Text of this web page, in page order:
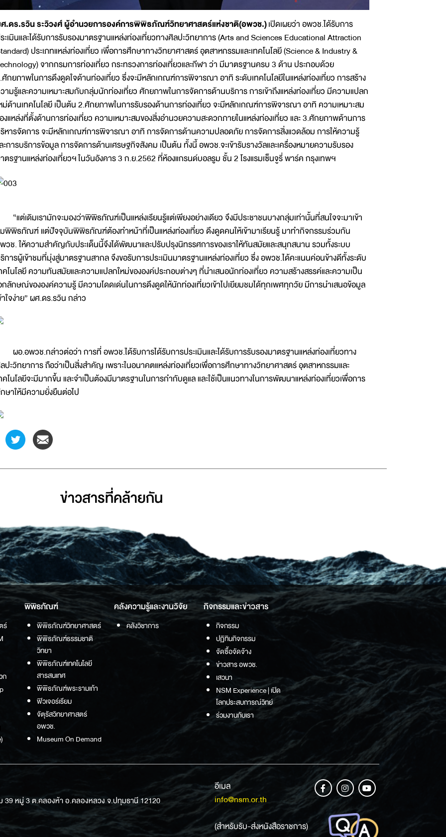
.ดร.รวิน ระวิวงศ์ ผู้อำนวยการองค์การพิพิธภัณฑ์วิทยาศาสตร์แห่งชาติ(อพวช.)เปิดเผยว่า อพวช.ได้รับการ
ะเมินและได้รับการรับรองมาตรฐานแหล่งท่องเที่ยวทางศิลปะวิทยาการ (Arts and Sciences Educational Attraction
ประเภทแหล่งท่องเที่ยว เพื่อการศึกษาทางวิทยาศาสตร์ อุตสาหกรรมและเทคโนโลยี (Science & Industry &
จากกรมการท่องเที่ยว กระทรวงการท่องเที่ยวและกีฬา ว่า มีมาตรฐานครบ 3 ด้าน ประกอบด้วย
ศักยภาพในการดึงดูดใจด้านท่องเที่ยว ซึ่งจะมีหลักเกณฑ์การพิจารณา อาทิ ระดับเทคโนโลยีในแหล่งท่องเที่ยว การสร้าง
ามรู้และความเหมาะสมกับกลุ่มนักท่องเที่ยว ศักยภาพในการจัดการด้านบริการ การเข้าถึงแหล่งท่องเที่ยว มีความแปลก
ม่ด้านเทคโนโลยี เป็นต้น 2.ศักยภาพในการรับรองด้านการท่องเที่ยว จะมีหลักเกณฑ์การพิจารณา อาทิ ความเหมาะสม
งแหล่งที่ตั้งด้านการท่องเที่ยว ความเหมาะสมของสิ่งอำนวยความสะดวกภายในแหล่งท่องเที่ยว และ 3.ศักยภาพด้านการ
หารจัดการ จะมีหลักเกณฑ์การพิจารณา อาทิ การจัดการด้านความปลอดภัย การจัดการสิ่งแวดล้อม การให้ความรู้
ะการบริการข้อมูล การจัดการด้านเศรษฐกิจสังคม เป็นต้น ทั้งนี้ อพวช.จะเข้ารับรางวัลและเครื่องหมายความรับรอง
ตรฐานแหล่งท่องเที่ยวฯ ในวันอังคาร 3 ก.ย.2562 ที่ห้องแกรนด์บอลรูม ชั้น 2 โรงแรมเซ็นจูรี่ พาร์ค กรุงเทพฯ
“แต่เดิมเรามักจะมองว่าพิพิธภัณฑ์เป็นแหล่งเรียนรู้แต่เพียงอย่างเดียว จึงมีประชาชนบางกลุ่มเท่านั้นที่สนใจจะมาเข้า
พิพิธภัณฑ์ แต่ปัจจุบันพิพิธภัณฑ์ต้องทำหน้าที่เป็นแหล่งท่องเที่ยว ดึงดูดคนให้เข้ามาเรียนรู้ มาทำกิจกรรมร่วมกัน
วช. ให้ความสำคัญกับประเด็นนี้จึงได้พัฒนาและปรับปรุงนิทรรศการของเราให้ทันสมัยและสนุกสนาน รวมทั้งระบบ
การผู้เข้าชมที่มุ่งสู่มาตรฐานสากล จึงขอรับการประเมินมาตรฐานแหล่งท่องเที่ยว ซึ่ง อพวช.ได้คะแนนค่อนข้างดีทั้งระดับ
คโนโลยี ความทันสมัยและความแปลกใหม่ขององค์ประกอบต่างๆ ที่นำเสนอนักท่องเที่ยว ความสร้างสรรค์และความเป็น
กลักษณ์ขององค์ความรู้ มีความโดดเด่นในการดึงดูดให้นักท่องเที่ยวเข้าไปเยียมชมได้ทุกเพศทุกวัย มีการนำเสนอข้อมูล
าใจง่าย” ผศ.ดร.รวิน กล่าว
ผอ.อพวช.กล่าวต่อว่า การที่ อพวช.ได้รับการได้รับการประเมินและได้รับการรับรองมาตรฐานแหล่งท่องเที่ยวทาง
ปะวิทยาการ ถือว่าเป็นสิ่งสำคัญ เพราะในอนาคตแหล่งท่องเที่ยวเพื่อการศึกษาทางวิทยาศาสตร์ อุตสาหกรรมและ
คโนโลยีจะมีมากขึ้น และจำเป็นต้องมีมาตรฐานในการกำกับดูแล และใช้เป็นแนวทางในการพัฒนาแหล่งท่องเที่ยวเพื่อการ
ษาให้มีความยั่งยืนต่อไป
ข่าวสารที่่คล้ายกัน
ร์
ก
พิพิธภัณฑ์
พิพิธภัณฑ์วิทยาศาสตร์
พิพิธภัณฑ์ธรรมชาติ
วิทยา
พิพิธภัณฑ์เทคโนโลยี
สารสนเทศ
พิพิธภัณฑ์พระรามเก้า
ฟิวเจอร์เรียม
จัตุรัสวิทยาศาสตร์
อพวช.
Museum On Demand
คลังความรู้และงานวิจัย
คลังวิชาการ
กิจกรรมและข่าวสาร
กิจกรรม
ปฏิทินกิจกรรม
จัดซื้อจัดจ้าง
ข่าวสาร อพวช.
เสวนา
NSM Experience | เปิด
โลกประสบการณ์วิทย์
ร่วมงานกับเรา
39 หมู่ 3 ต.คลองห้า อ.คลองหลวง จ.ปทุมธานี 12120
อีเมล
info@nsm.or.th
(สำหรับรับ-ส่งหนังสือราชการ)